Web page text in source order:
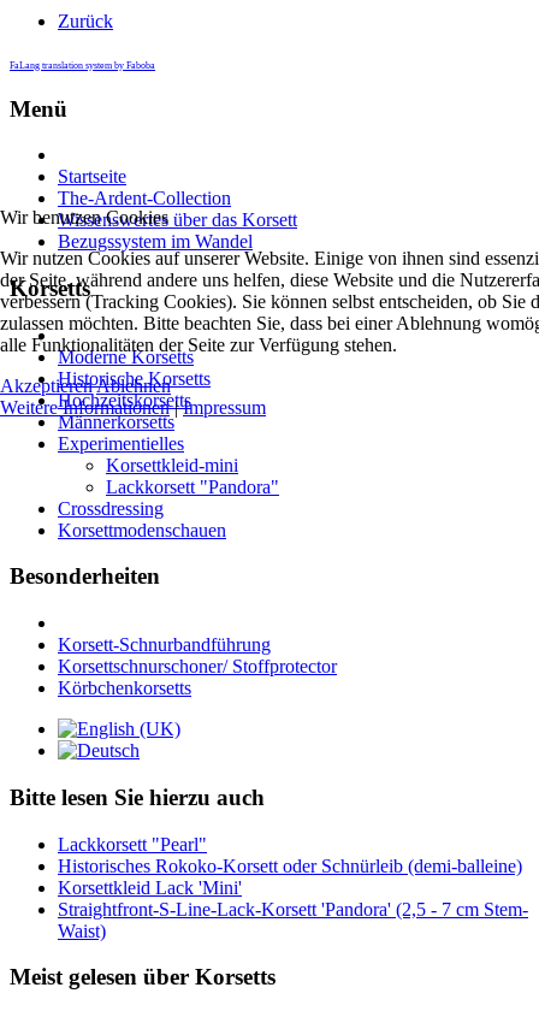
Zurück
FaLang translation system by Faboba
Menü
Startseite
The-Ardent-Collection
Wissenswertes über das Korsett
Bezugssystem im Wandel
Korsetts
Moderne Korsetts
Historische Korsetts
Hochzeitskorsetts
Männerkorsetts
Experimentielles
Korsettkleid-mini
Lackkorsett "Pandora"
Crossdressing
Korsettmodenschauen
Besonderheiten
Korsett-Schnurbandführung
Korsettschnurschoner/ Stoffprotector
Körbchenkorsetts
Bitte lesen Sie hierzu auch
Lackkorsett "Pearl"
Historisches Rokoko-Korsett oder Schnürleib (demi-balleine)
Korsettkleid Lack 'Mini'
Straightfront-S-Line-Lack-Korsett 'Pandora' (2,5 - 7 cm Stem-
Waist)
Meist gelesen über Korsetts
Wir benutzen Cookies
Wir nutzen Cookies auf unserer Website. Einige von ihnen sind
der Seite, während andere uns helfen, diese Website und die
verbessern (Tracking Cookies). Sie können selbst entscheiden, ob Sie
zulassen möchten. Bitte beachten Sie, dass bei einer Ablehnung
alle Funktionalitäten der Seite zur Verfügung stehen.
AkzeptierenAblehnen
Weitere Informationen|Impressum